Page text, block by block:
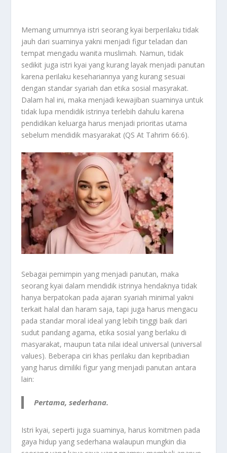
Memang umumnya istri seorang kyai berperilaku tidak
jauh dari suaminya yakni menjadi figur teladan dan
tempat mengadu wanita muslimah. Namun, tidak
sedikit juga istri kyai yang kurang layak menjadi panutan
karena perilaku kesehariannya yang kurang sesuai
dengan standar syariah dan etika sosial masyrakat.
Dalam hal ini, maka menjadi kewajiban suaminya untuk
tidak lupa mendidik istrinya terlebih dahulu karena
pendidikan keluarga harus menjadi prioritas utama
sebelum mendidik masyarakat (QS At Tahrim 66:6).
Sebagai pemimpin yang menjadi panutan, maka
seorang kyai dalam mendidik istrinya hendaknya tidak
hanya berpatokan pada ajaran syariah minimal yakni
terkait halal dan haram saja, tapi juga harus mengacu
pada standar moral ideal yang lebih tinggi baik dari
sudut pandang agama, etika sosial yang berlaku di
masyarakat, maupun tata nilai ideal universal (universal
values). Beberapa ciri khas perilaku dan kepribadian
yang harus dimiliki figur yang menjadi panutan antara
lain:
Pertama, sederhana.
Istri kyai, seperti juga suaminya, harus komitmen pada
gaya hidup yang sederhana walaupun mungkin dia